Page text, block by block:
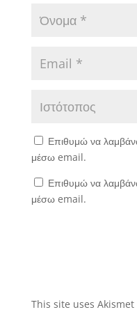
Επιθυμώ να
μέσω email.
Επιθυμώ να
μέσω email.
This site uses